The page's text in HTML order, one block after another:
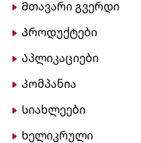
Მთავარი გვერდი
Პროდუქტები
Აპლიკაციები
Კომპანია
Სიახლეები
Ხელიკრული